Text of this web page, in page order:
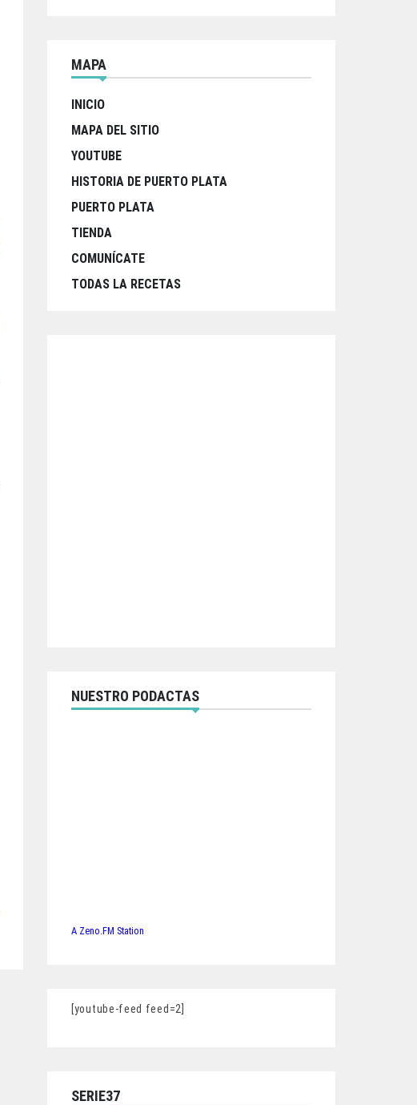
MAPA
INICIO
MAPA DEL SITIO
YOUTUBE
HISTORIA DE PUERTO PLATA
PUERTO PLATA
TIENDA
COMUNÍCATE
TODAS LA RECETAS
NUESTRO PODACTAS
A Zeno.FM Station
[youtube-feed feed=2]
SERIE37